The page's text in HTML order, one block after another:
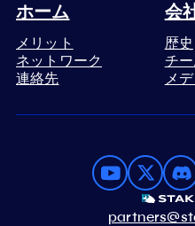
ホーム
メリット
ネットワーク
連絡先
会
歴史
チ
メ